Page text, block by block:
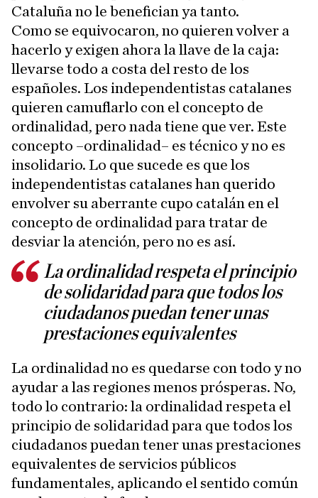
Cataluña no le benefician ya tanto.
Como se equivocaron, no quieren volver a
hacerlo y exigen ahora la llave de la caja:
llevarse todo a costa del resto de los
españoles. Los independentistas catalanes
quieren camuflarlo con el concepto de
ordinalidad, pero nada tiene que ver. Este
concepto –ordinalidad– es técnico y no es
insolidario. Lo que sucede es que los
independentistas catalanes han querido
envolver su aberrante cupo catalán en el
concepto de ordinalidad para tratar de
desviar la atención, pero no es así.
La ordinalidad respeta el principio
de solidaridad para que todos los
ciudadanos puedan tener unas
prestaciones equivalentes
La ordinalidad no es quedarse con todo y no
ayudar a las regiones menos prósperas. No,
todo lo contrario: la ordinalidad respeta el
principio de solidaridad para que todos los
ciudadanos puedan tener unas prestaciones
equivalentes de servicios públicos
fundamentales, aplicando el sentido común